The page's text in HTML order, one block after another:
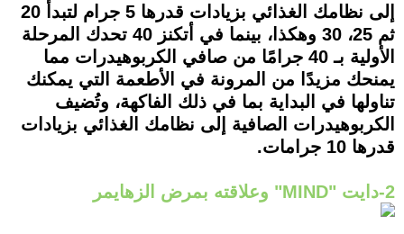
إلى نظامك الغذائي بزيادات قدرها 5 جرام لتبدأ 20
ثم 25، 30 وهكذا، بينما في أتكنز 40 تحدك المرحلة
الأولية بـ 40 جرامًا من صافي الكربوهيدرات مما
يمنحك مزيدًا من المرونة في الأطعمة التي يمكنك
تناولها في البداية بما في ذلك الفاكهة، وتُضيف
الكربوهيدرات الصافية إلى نظامك الغذائي بزيادات
قدرها 10 جرامات.
2-دايت "MIND" وعلاقته بمرض الزهايمر